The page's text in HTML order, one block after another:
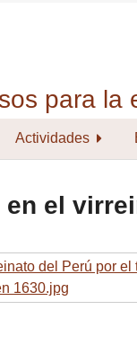
Actividades
el